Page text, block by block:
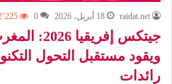
raidat.net 18 أبريل، 2026 0
جيتكس
ويقود مستقبل التحول
رائدات